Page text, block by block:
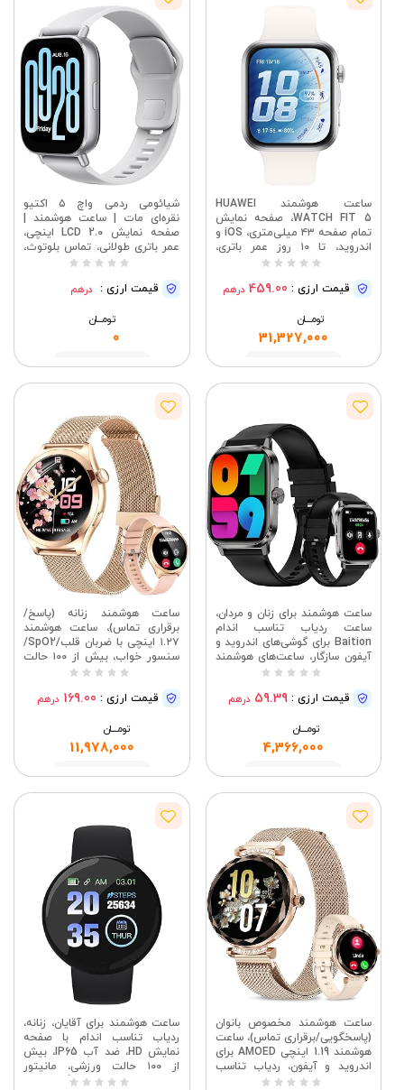
ساعت هوشمند HUAWEI
WATCH FIT 5، صفحه نمایش
تمام صفحه ۴۳ میلی‌متری، iOS و
اندروید، تا ۱۰ روز عمر باتری،
مانیتور خواب و سلامت، مانیتور
ورک اوت، سفید قیمت ارزی : 459.00 درهم
تومــــــان
31,327,000
مشاهده
شیائومی ردمی واچ ۵ اکتیو
نقره‌ای مات | ساعت هوشمند |
صفحه نمایش LCD 2.0 اینچی،
عمر باتری طولانی، تماس بلوتوث،
کاهش نویز، ردیابی سلامت، ضد
قیمت ارزی : درهم
تومــــــان
0
مشاهده
ساعت هوشمند برای زنان و مردان،
ساعت ردیاب تناسب اندام
Baition برای گوشی‌های اندروید و
آیفون سازگار، ساعت‌های هوشمند
HD ضد آب IP67 با فشار خون،
هوشمند با بیش از ۱۰۰ حالت
قیمت ارزی : 59.39 درهم
تومــــــان
4,366,000
مشاهده
ساعت هوشمند زنانه (پاسخ/
برقراری تماس)، ساعت هوشمند
۱.۲۷ اینچی با ضربان قلب/SpO2/
سنسور خواب، بیش از ۱۰۰ حالت
ورزشی، ساعت‌های تناسب اندام
آیفون، ۲ بند، رزگلدقیمت ارزی : 169.00 درهم
تومــــــان
11,978,000
مشاهده
ساعت هوشمند مخصوص بانوان
(پاسخگویی/برقراری تماس)، ساعت
هوشمند 1.19 اینچی AMOED برای
اندروید و آیفون، ردیاب تناسب
اندام با بیش از 100 حالت ورزشی،
ساعت هوشمند برای آقایان، زنانه،
ردیاب تناسب اندام با صفحه
نمایش HD، ضد آب IP65، بیش
از ۱۰۰ حالت ورزشی، مانیتور
ضربان قلب و خواب، گام شمار،